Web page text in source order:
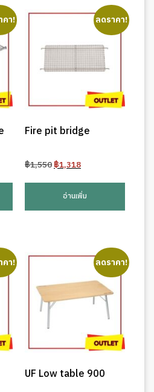
คา! ลดราคา!
Fire pit bridge
฿1,550Original
was:
฿1,550.
฿1,318Current
is:
฿1,318.
อ่านเพิ่ม
คา! ลดราคา!
UF Low table 900